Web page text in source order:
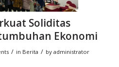
Soliditas
Ekonomi
/ in Berita / by administrator